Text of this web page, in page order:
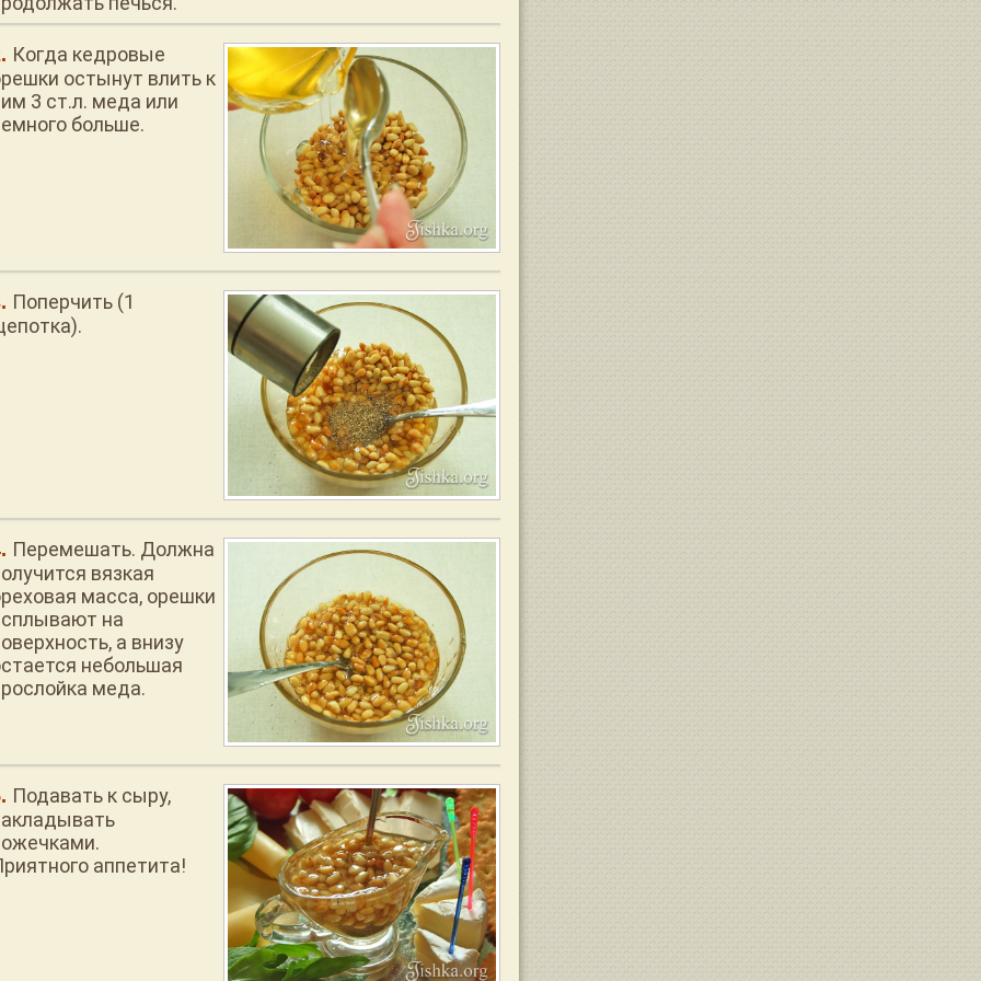
Когда кедровые
остынут влить к
3 ст.л. меда или
больше.
Поперчить (1
Перемешать. Должна
вязкая
масса, орешки
на
а внизу
небольшая
меда.
Подавать к сыру,
аппетита!